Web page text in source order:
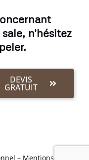
n'hésitez
DEVIS
GRATUIT
– Mentions Légales